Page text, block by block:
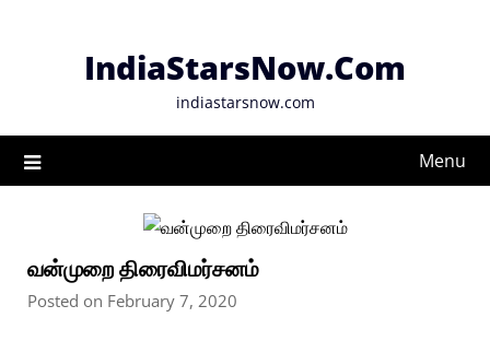
IndiaStarsNow.Com
indiastarsnow.com
Menu
வன்முறை திரைவிமர்சனம்
Posted on February 7, 2020